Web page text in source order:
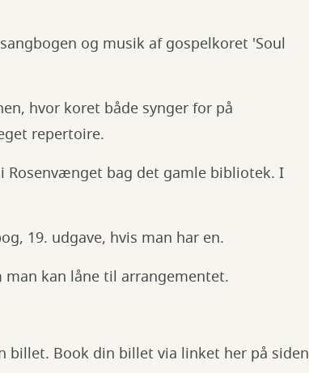
og musik af gospelkoret 'Soul
hvor koret både synger for på
repertoire.
Rosenvænget bag det gamle bibliotek. I
19. udgave, hvis man har en.
kan låne til arrangementet.
billet. Book din billet via linket her på siden